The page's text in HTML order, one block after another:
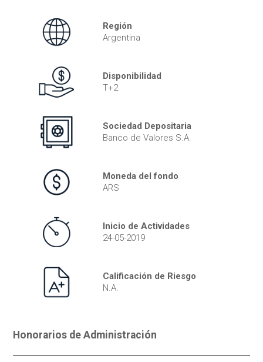
Región
Argentina
Disponibilidad
T+2
Sociedad Depositaria
Banco de Valores S.A.
Moneda del fondo
ARS
Inicio de Actividades
24-05-2019
Calificación de Riesgo
N.A.
Honorarios de Administración